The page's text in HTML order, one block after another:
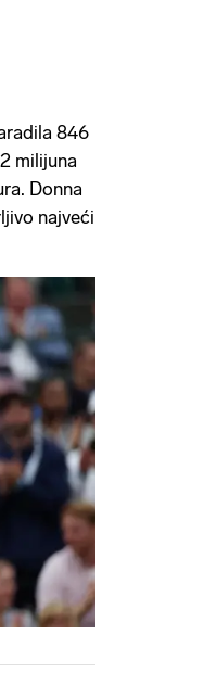
846
milijuna
Donna
najveći